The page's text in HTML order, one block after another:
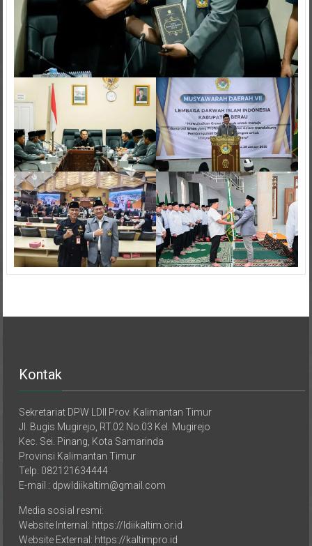
Jl. Bugis Mugirejo, RT.02 No.03 Kel. Mugirejo
Kec. Sei. Pinang, Kota Samarinda
Provinsi Kalimantan Timur
Telp. 082121634444
E-mail : dpwldiikaltim@gmail.com
Website Internal: https://ldiikaltim.or.id
Website External: https://kaltimpro.id
YouTube: https://youtube.com/@ldiitvkaltim